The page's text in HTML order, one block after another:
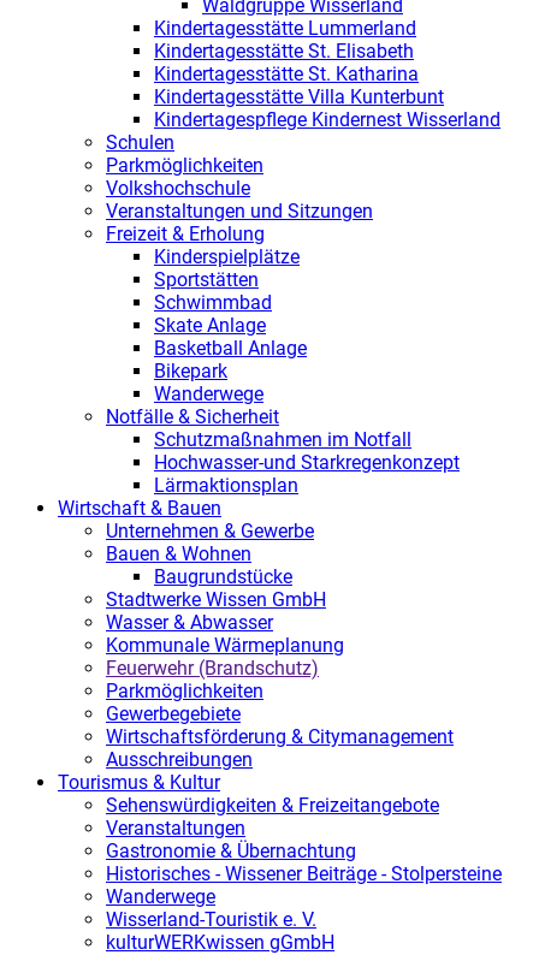
Waldgruppe Wisserland
Kindertagesstätte Lummerland
Kindertagesstätte St. Elisabeth
Kindertagesstätte St. Katharina
Kindertagesstätte Villa Kunterbunt
Kindertagespflege Kindernest Wisserland
Schulen
Parkmöglichkeiten
Volkshochschule
Veranstaltungen und Sitzungen
Freizeit & Erholung
Kinderspielplätze
Sportstätten
Schwimmbad
Skate Anlage
Basketball Anlage
Bikepark
Wanderwege
Notfälle & Sicherheit
Schutzmaßnahmen im Notfall
Hochwasser-und Starkregenkonzept
Lärmaktionsplan
Wirtschaft & Bauen
Unternehmen & Gewerbe
Bauen & Wohnen
Baugrundstücke
Stadtwerke Wissen GmbH
Wasser & Abwasser
Kommunale Wärmeplanung
Feuerwehr (Brandschutz)
Parkmöglichkeiten
Gewerbegebiete
Wirtschaftsförderung & Citymanagement
Ausschreibungen
Tourismus & Kultur
Sehenswürdigkeiten & Freizeitangebote
Veranstaltungen
Gastronomie & Übernachtung
Historisches - Wissener Beiträge - Stolpersteine
Wanderwege
Wisserland-Touristik e. V.
kulturWERKwissen gGmbH